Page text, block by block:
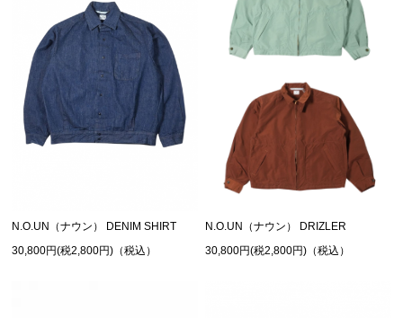
N.O.UN（ナウン） DENIM SHIRT
30,800円(税2,800円)（税込）
N.O.UN（ナウン） DRIZLER
30,800円(税2,800円)（税込）